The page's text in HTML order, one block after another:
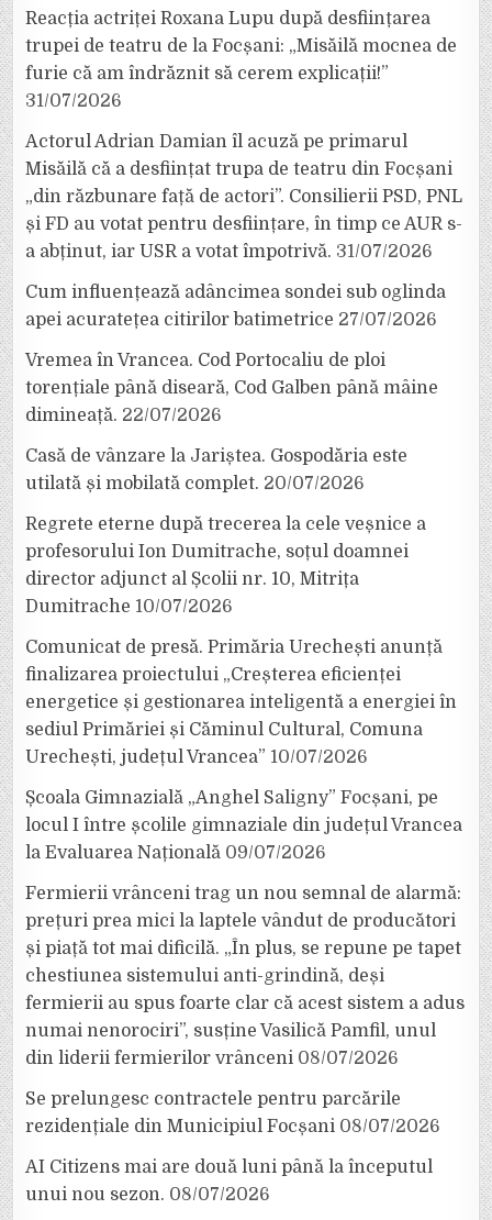
Reacția actriței Roxana Lupu după desființarea
trupei de teatru de la Focșani: „Misăilă mocnea de
furie că am îndrăznit să cerem explicații!”
31/07/2026
Actorul Adrian Damian îl acuză pe primarul
Misăilă că a desființat trupa de teatru din Focșani
„din răzbunare față de actori”. Consilierii PSD, PNL
și FD au votat pentru desființare, în timp ce AUR s-
a abținut, iar USR a votat împotrivă. 31/07/2026
Cum influențează adâncimea sondei sub oglinda
apei acuratețea citirilor batimetrice 27/07/2026
Vremea în Vrancea. Cod Portocaliu de ploi
torențiale până diseară, Cod Galben până mâine
dimineață. 22/07/2026
Casă de vânzare la Jariștea. Gospodăria este
utilată și mobilată complet. 20/07/2026
Regrete eterne după trecerea la cele veșnice a
profesorului Ion Dumitrache, soțul doamnei
director adjunct al Școlii nr. 10, Mitrița
Dumitrache 10/07/2026
Comunicat de presă. Primăria Urechești anunță
finalizarea proiectului „Creșterea eficienței
energetice și gestionarea inteligentă a energiei în
sediul Primăriei și Căminul Cultural, Comuna
Urechești, județul Vrancea” 10/07/2026
Școala Gimnazială „Anghel Saligny” Focșani, pe
locul I între școlile gimnaziale din județul Vrancea
la Evaluarea Națională 09/07/2026
Fermierii vrânceni trag un nou semnal de alarmă:
prețuri prea mici la laptele vândut de producători
și piață tot mai dificilă. „În plus, se repune pe tapet
chestiunea sistemului anti-grindină, deși
fermierii au spus foarte clar că acest sistem a adus
numai nenorociri”, susține Vasilică Pamfil, unul
din liderii fermierilor vrânceni 08/07/2026
Se prelungesc contractele pentru parcările
rezidențiale din Municipiul Focșani 08/07/2026
AI Citizens mai are două luni până la începutul
unui nou sezon. 08/07/2026